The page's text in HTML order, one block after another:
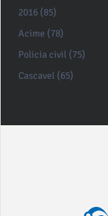
2016 (85)
Acime (78)
Policia civil (75)
Cascavel (65)